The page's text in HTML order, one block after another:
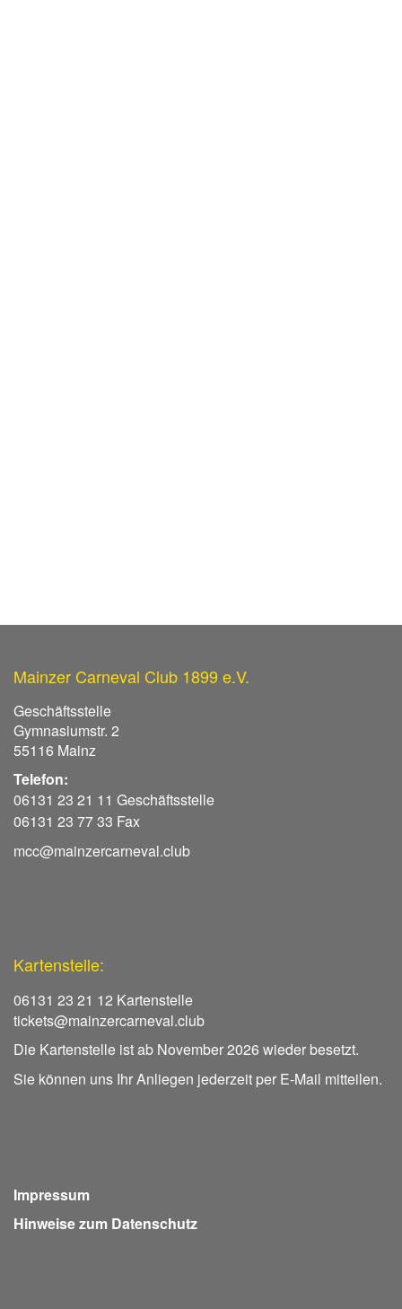
Mainzer Carneval Club 1899 e.V.
Geschäftsstelle
Gymnasiumstr. 2
55116 Mainz
Telefon:
06131 23 21 11 Geschäftsstelle
06131 23 77 33 Fax
mcc@mainzercarneval.club
Kartenstelle:
06131 23 21 12 Kartenstelle
tickets@mainzercarneval.club
Die Kartenstelle ist ab November 2026 wieder besetzt.
Sie können uns Ihr Anliegen jederzeit per E-Mail mitteilen.
Impressum
Hinweise zum Datenschutz